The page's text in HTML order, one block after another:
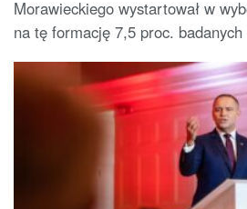
Morawieckiego wystartował w
na tę formację 7,5 proc.